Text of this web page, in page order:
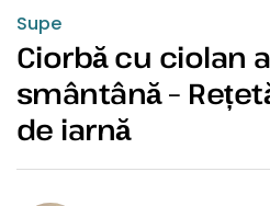
Supe
Ciorbă cu ciolan
smântână –
de iarnă